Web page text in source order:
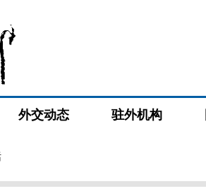
外交动态 驻外机构